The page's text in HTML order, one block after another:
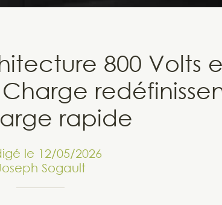
800 Volts
rapide
le 12/05/2026
Sogault